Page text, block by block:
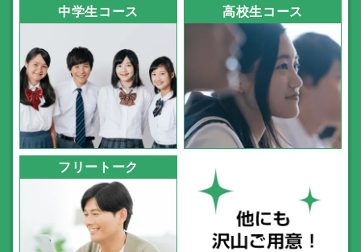
中学生コース 高校生コース
フリートーク